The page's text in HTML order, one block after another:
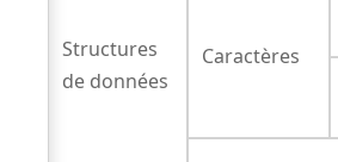
Structures
de données
Caractères